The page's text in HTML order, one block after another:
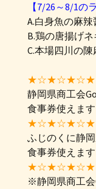
【7/26～8/1の
A.白身魚の麻辣
B.鶏の唐揚げ
C.本場四川の
静岡県商工会
食事券使えます
ふじのくに静
食事券使えます
※静岡県商工会